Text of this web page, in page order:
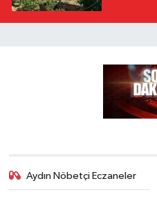
Aydın Nöbetçi Eczaneler